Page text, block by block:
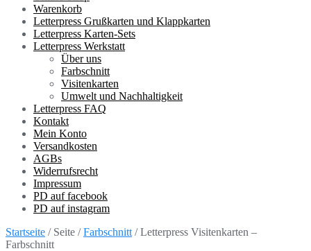
Warenkorb
Letterpress Grußkarten und Klappkarten
Letterpress Karten-Sets
Letterpress Werkstatt
Über uns
Farbschnitt
Visitenkarten
Umwelt und Nachhaltigkeit
Letterpress FAQ
Kontakt
Mein Konto
Versandkosten
AGBs
Widerrufsrecht
Impressum
PD auf facebook
PD auf instagram
Startseite / Seite /Farbschnitt / Letterpress Visitenkarten –
Farbschnitt